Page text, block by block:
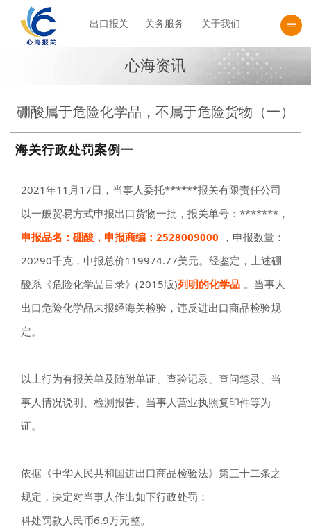
出口报关 关务服务 关于我们
心海资讯
硼酸属于危险化学品，不属于危险货物（一）
海关行政处罚案例一
2021年11月17日，当事人委托******报关有限责任公司
以一般贸易方式申报出口货物一批，报关单号：*******，
申报品名：硼酸，申报商编：2528009000 ，申报数量：
20290千克，申报总价119974.77美元。经鉴定，上述硼
酸系《危险化学品目录》(2015版)列明的化学品 。当事人
出口危险化学品未报经海关检验，违反进出口商品检验规
定。
以上行为有报关单及随附单证、查验记录、查问笔录、当
事人情况说明、检测报告、当事人营业执照复印件等为
证。
依据《中华人民共和国进出口商品检验法》第三十二条之
规定，决定对当事人作出如下行政处罚：
科处罚款人民币6.9万元整。